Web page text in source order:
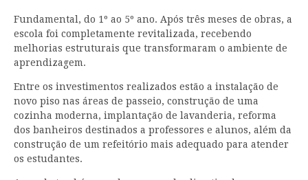
Fundamental, do 1º ao 5º ano. Após três meses de obras, a
escola foi completamente revitalizada, recebendo
melhorias estruturais que transformaram o ambiente de
aprendizagem.
Entre os investimentos realizados estão a instalação de
novo piso nas áreas de passeio, construção de uma
cozinha moderna, implantação de lavanderia, reforma
dos banheiros destinados a professores e alunos, além da
construção de um refeitório mais adequado para atender
os estudantes.